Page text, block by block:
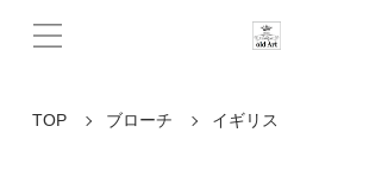
TOP ブローチ イギリス